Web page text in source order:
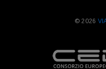
© 2026